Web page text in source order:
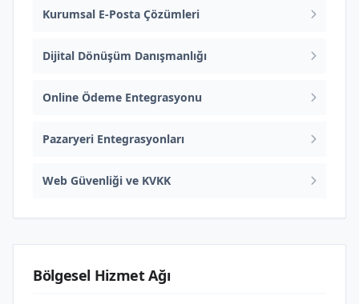
Kurumsal E-Posta Çözümleri
Dijital Dönüşüm Danışmanlığı
Online Ödeme Entegrasyonu
Pazaryeri Entegrasyonları
Web Güvenliği ve KVKK
Bölgesel Hizmet Ağı